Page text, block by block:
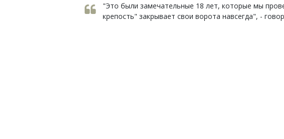
"Это были замечательные 18 лет, которые мы
крепость" закрывает свои ворота навсегда", -